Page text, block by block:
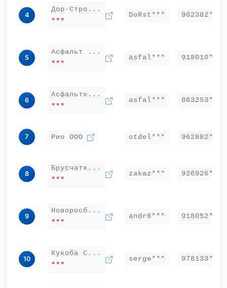
4
Дор-Стро...
***
DoRst*** 902382***
5
Асфальт ...
***
asfal*** 918010***
6
Асфальтк...
***
asfal*** 863253***
7 Рио ООО otdel*** 962882***
8
Брусчатк...
***
zakaz*** 926926***
9
Новоросб...
***
andr6*** 918052***
10
Кукоба С...
***
serge*** 978133***